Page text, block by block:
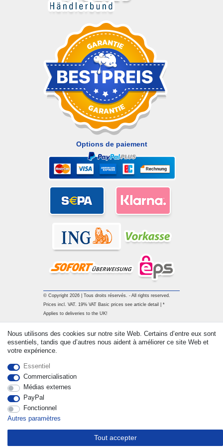
Options de paiement
© Copyright 2026 | Tous droits réservés. - All rights reserved.
Prices incl. VAT. 19% VAT Basic prices see article detail | *
Applies to deliveries to the UK!
Nous utilisons des cookies sur notre site Web. Certains d’entre eux sont
essentiels, tandis que d’autres nous aident à améliorer ce site Web et
votre expérience.
Essentiel
Commercialisation
Médias externes
PayPal
Fonctionnel
Autres paramètres
Tout accepter
Rétracter le contrat ici Contact